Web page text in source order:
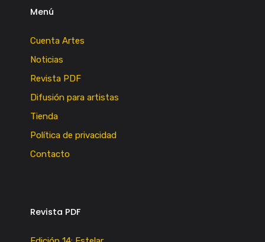
Menú
Cuenta Artes
Noticias
Revista PDF
Difusión para artistas
Tienda
Política de privacidad
Contacto
Revista PDF